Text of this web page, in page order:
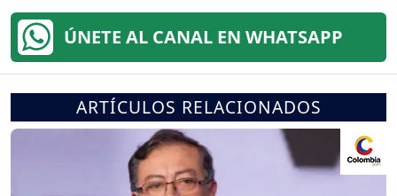
ÚNETE AL CANAL EN WHATSAPP
ARTÍCULOS RELACIONADOS